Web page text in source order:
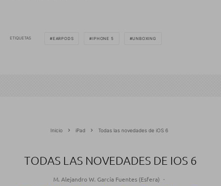
ETIQUETAS EARPODS IPHONE 5 UNBOXING
Inicio iPad Todas las novedades de iOS 6
TODAS LAS NOVEDADES DE IOS 6
M. Alejandro W. García Fuentes (Esfera) ·